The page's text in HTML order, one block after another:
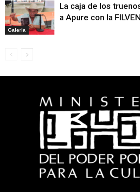
Galeria
La caja de los
a Apure con la FILVEN